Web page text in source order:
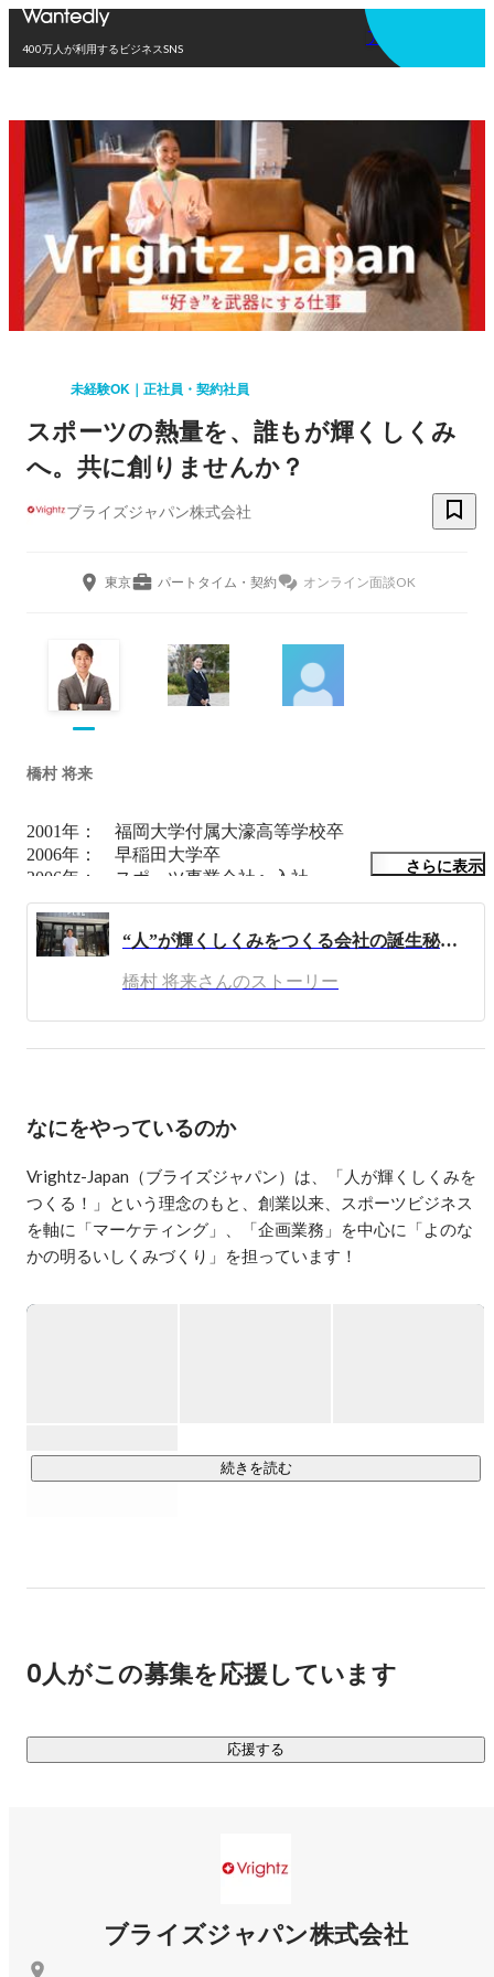
400万人が利用するビジネスSNS
アプリを使う
未経験OK｜正社員・契約社員
スポーツの熱量を、誰もが輝くしくみ
へ。共に創りませんか？
ブライズジャパン株式会社
東京 パートタイム・契約 オンライン面談OK
橋村 将来
2001年：　福岡大学付属大濠高等学校卒
2006年：　早稲田大学卒
2006年：　スポーツ事業会社へ入社
2015年：　同社退社
2015年：　ブライズジャパン㈱創業　現在に至る
さらに表示
“人”が輝くしくみをつくる会社の誕生秘話！
橋村 将来さんのストーリー
なにをやっているのか
Vrightz-Japan（ブライズジャパン）は、「人が輝くしくみを
つくる！」という理念のもと、創業以来、スポーツビジネス
を軸に「マーケティング」、「企画業務」を中心に「よのな
かの明るいしくみづくり」を担っています！
コトをつくりあげ、ココロオドル仕事を創出することを心掛
続きを読む
0人がこの募集を応援しています
応援する
ブライズジャパン株式会社